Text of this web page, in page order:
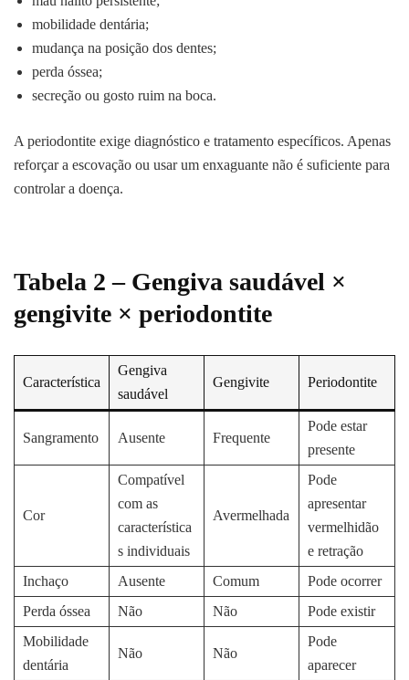
mobilidade dentária;
mudança na posição dos dentes;
perda óssea;
secreção ou gosto ruim na boca.
A periodontite exige diagnóstico e tratamento específicos. Apenas
reforçar a escovação ou usar um enxaguante não é suficiente para
controlar a doença.
Tabela 2 – Gengiva saudável ×
gengivite × periodontite
Característica
Gengiva
saudável
Gengivite Periodontite
Sangramento Ausente Frequente
Pode estar
presente
Cor
Compatível
com as
característica
s individuais
Avermelhada
Pode
apresentar
vermelhidão
e retração
Inchaço
Ausente Comum
Pode ocorrer
Perda óssea
Não Não
Pode existir
Mobilidade
dentária
Não Não
Pode
aparecer